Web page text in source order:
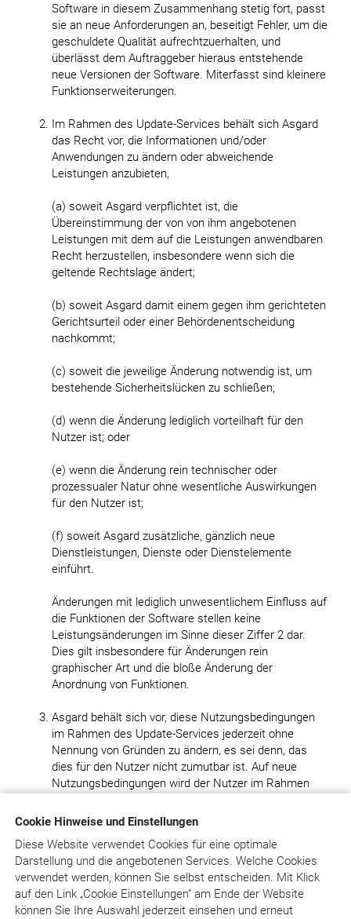
Cookie Hinweise und Einstellungen
Diese Website verwendet Cookies für eine optimale
Darstellung und die angebotenen Services. Welche Cookies
verwendet werden, können Sie selbst entscheiden. Mit Klick
aufden Link „Cookie Einstellungen“ am Ende der Website
können Sie Ihre Auswahl jederzeit einsehen und erneut
Software in diesem Zusammenhang stetig fort, passt
sie an neue Anforderungen an, beseitigt Fehler, um die
geschuldete Qualität aufrechtzuerhalten, und
überlässt dem Auftraggeber hieraus entstehende
neue Versionen der Software. Miterfasst sind kleinere
Funktionserweiterungen.
Im Rahmen des Update-Services behält sich Asgard
das Recht vor, die Informationen und/oder
Anwendungen zu ändern oder abweichende
Leistungen anzubieten,
(a) soweit Asgard verpflichtet ist, die
Übereinstimmung der von von ihm angebotenen
Leistungen mit dem auf die Leistungen anwendbaren
Recht herzustellen, insbesondere wenn sich die
geltende Rechtslage ändert;
(b) soweit Asgard damit einem gegen ihm gerichteten
Gerichtsurteil oder einer Behördenentscheidung
nachkommt;
(c) soweit die jeweilige Änderung notwendig ist, um
bestehende Sicherheitslücken zu schließen;
(d) wenn die Änderung lediglich vorteilhaft für den
Nutzer ist; oder
(e) wenn die Änderung rein technischer oder
prozessualer Natur ohne wesentliche Auswirkungen
für den Nutzer ist;
(f) soweit Asgard zusätzliche, gänzlich neue
Dienstleistungen, Dienste oder Dienstelemente
einführt.
Änderungen mit lediglich unwesentlichem Einfluss auf
die Funktionen der Software stellen keine
Leistungsänderungen im Sinne dieser Ziffer 2 dar.
Dies gilt insbesondere für Änderungen rein
graphischer Art und die bloße Änderung der
Anordnung von Funktionen.
Asgard behält sich vor, diese Nutzungsbedingungen
im Rahmen des Update-Services jederzeit ohne
Nennung von Gründen zu ändern, es sei denn, das
dies für den Nutzer nicht zumutbar ist. Auf neue
Nutzungsbedingungen wird der Nutzer im Rahmen
Nutzungsbedingungen gelten als vereinbart, wenn der
Nutzer ihre Geltung durch entsprechenden
Bestätigungsvermerk akzeptiert. Akzeptiert der Nutzer
Änderungen nicht, hat jede Partei das Recht, die
betreffende Vereinbarung durch Kündigung mit
sofortiger Wirkung zu beenden. Die Möglichkeit der
Änderung der Nutzungsbedingungen besteht aber